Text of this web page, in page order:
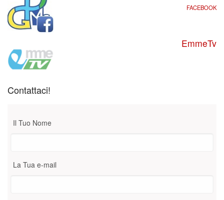
FACEBOOK
EmmeTv
Contattaci!
Il Tuo Nome
La Tua e-mail